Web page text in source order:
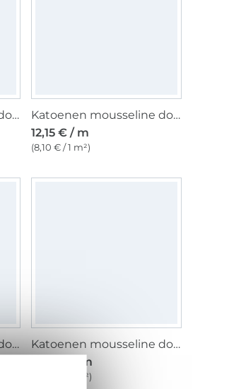
Katoenen mousseline double gauze bloemenliefde, wit
Katoenen mousseline double gauze golden dots, marineblauw
12,15 € / m
(8,10 € / 1 m²)
Katoenen mousseline double gauze citroenen, apricot
Katoenen mousseline double gauze Eucalyptus, wit
15,20 € / m
(11,52 € / 1 m²)